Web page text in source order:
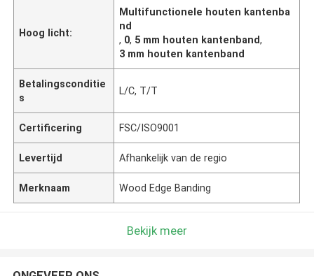
Hoog licht:
Multifunctionele houten kantenba
nd
, 0, 5 mm houten kantenband,
3 mm houten kantenband
Betalingsconditie
s
L/C, T/T
Certificering FSC/ISO9001
Levertijd Afhankelijk van de regio
Merknaam Wood Edge Banding
Bekijk meer